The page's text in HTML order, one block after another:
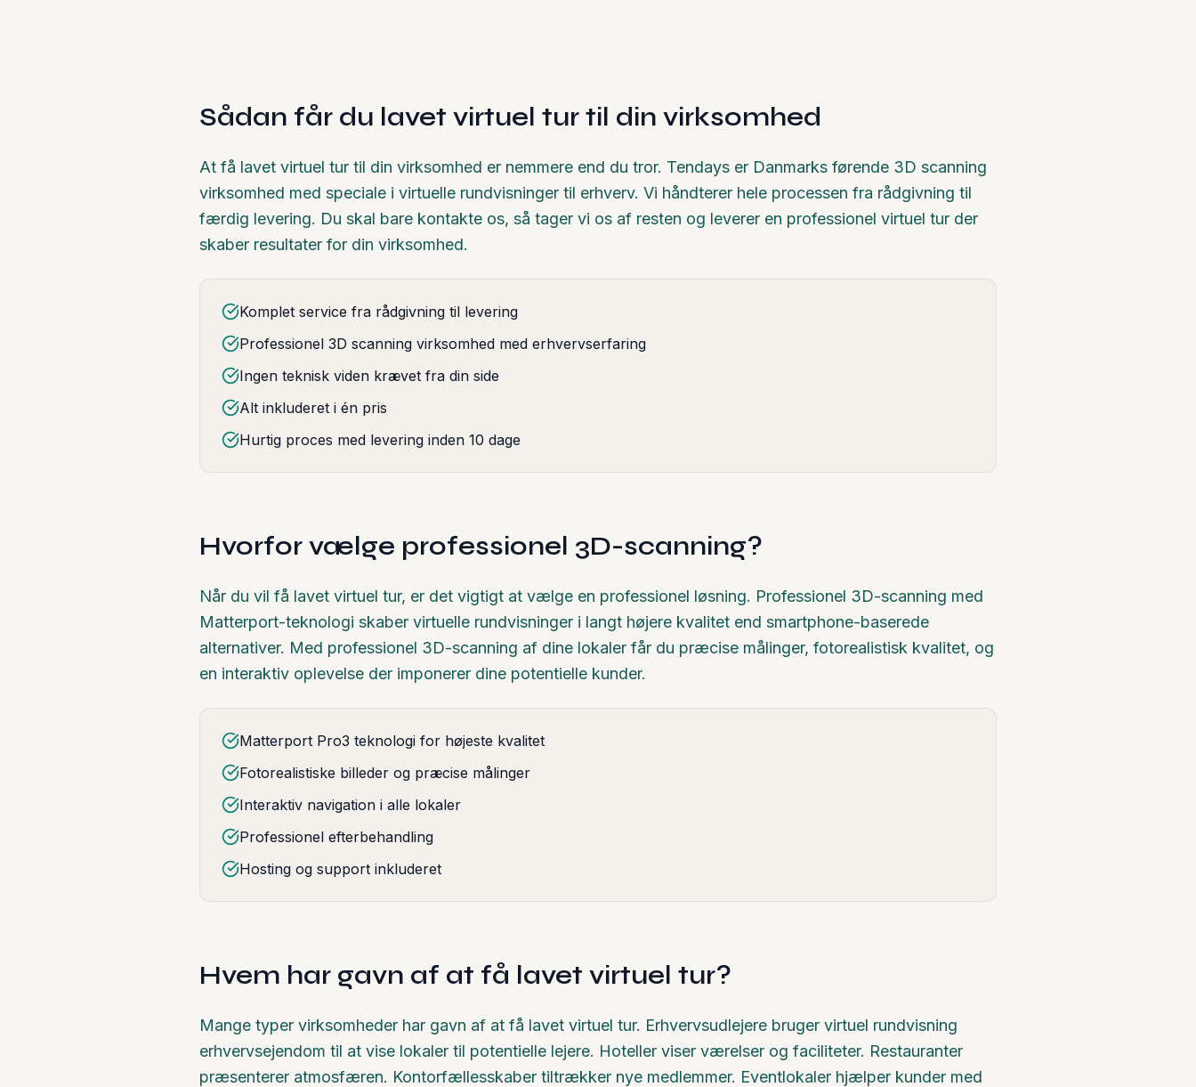
Sådan får du lavet virtuel tur til din virksomhed
At få lavet virtuel tur til din virksomhed er nemmere end du tror. Tendays er Danmarks førende 3D scanning
virksomhed med speciale i virtuelle rundvisninger til erhverv. Vi håndterer hele processen fra rådgivning til
færdig levering. Du skal bare kontakte os, så tager vi os af resten og leverer en professionel virtuel tur der
skaber resultater for din virksomhed.
Komplet service fra rådgivning til levering
Professionel 3D scanning virksomhed med erhvervserfaring
Ingen teknisk viden krævet fra din side
Alt inkluderet i én pris
Hurtig proces med levering inden 10 dage
Hvorfor vælge professionel 3D-scanning?
Når du vil få lavet virtuel tur, er det vigtigt at vælge en professionel løsning. Professionel 3D-scanning med
Matterport-teknologi skaber virtuelle rundvisninger i langt højere kvalitet end smartphone-baserede
alternativer. Med professionel 3D-scanning af dine lokaler får du præcise målinger, fotorealistisk kvalitet, og
en interaktiv oplevelse der imponerer dine potentielle kunder.
Matterport Pro3 teknologi for højeste kvalitet
Fotorealistiske billeder og præcise målinger
Interaktiv navigation i alle lokaler
Professionel efterbehandling
Hosting og support inkluderet
Hvem har gavn af at få lavet virtuel tur?
Mange typer virksomheder har gavn af at få lavet virtuel tur. Erhvervsudlejere bruger virtuel rundvisning
erhvervsejendom til at vise lokaler til potentielle lejere. Hoteller viser værelser og faciliteter. Restauranter
præsenterer atmosfæren. Kontorfællesskaber tiltrækker nye medlemmer. Eventlokaler hjælper kunder med